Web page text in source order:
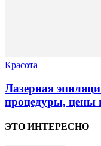
Красота
Лазерная
процедуры, цены
ЭТО ИНТЕРЕСНО